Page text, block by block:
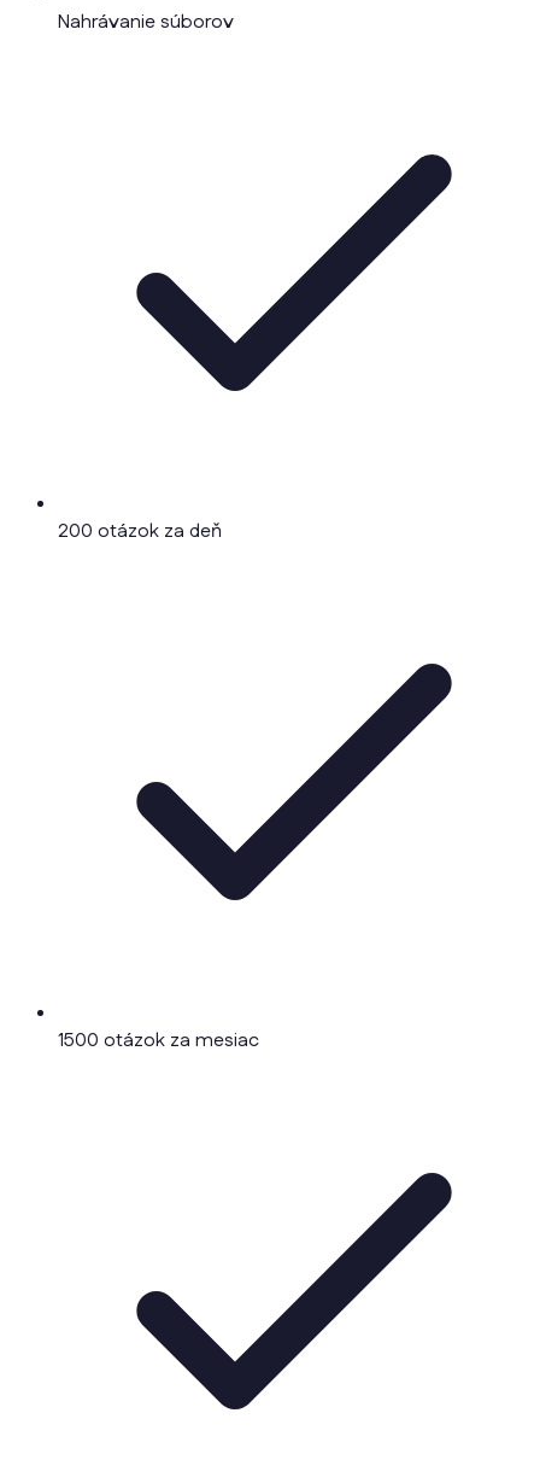
Nahrávanie súborov
200 otázok za deň
1500 otázok za mesiac